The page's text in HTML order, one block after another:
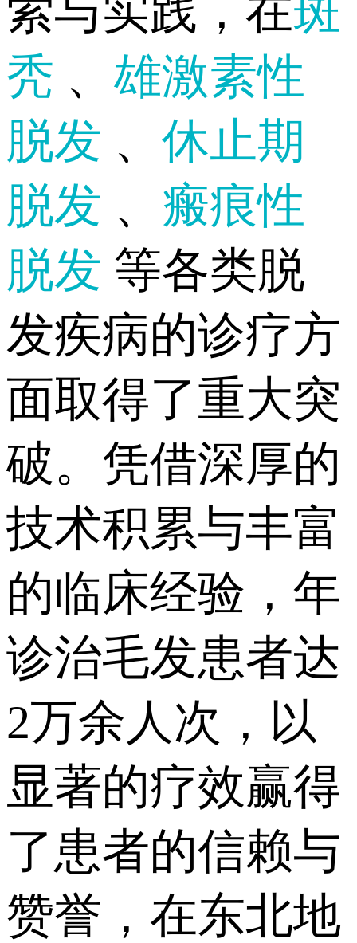
索与实践，在斑
秃 、 雄激素性
脱发 、 休止期
脱发 、 瘢痕性
脱发 等各类脱
发疾病的诊疗方
面取得了重大突
破。凭借深厚的
技术积累与丰富
的临床经验，年
诊治毛发患者达
2万余人次，以
显著的疗效赢得
了患者的信赖与
赞誉，在东北地